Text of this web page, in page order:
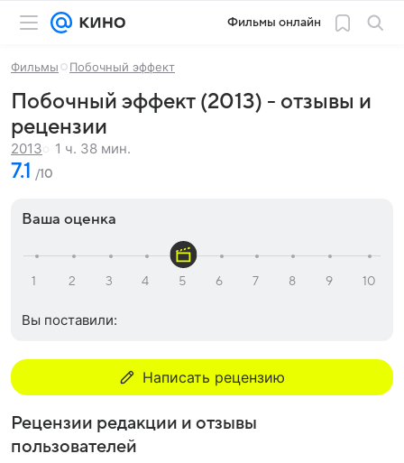
Фильмы онлайн
Фильмы Побочный эффект
Побочный эффект (2013) - отзывы и
рецензии
2013 1 ч. 38 мин.
7.1 /10
Ваша оценка
Вы поставили:
Написать рецензию
Рецензии редакции и отзывы
пользователей